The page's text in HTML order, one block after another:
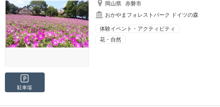
岡山県
赤磐市
おかやまフォレストパーク ドイツの森
体験イベント・アクティビティ
花・自然
駐車場